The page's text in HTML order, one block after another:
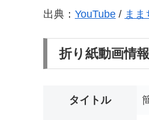
出典： YouTube / まま
折り紙動画情報
タイトル